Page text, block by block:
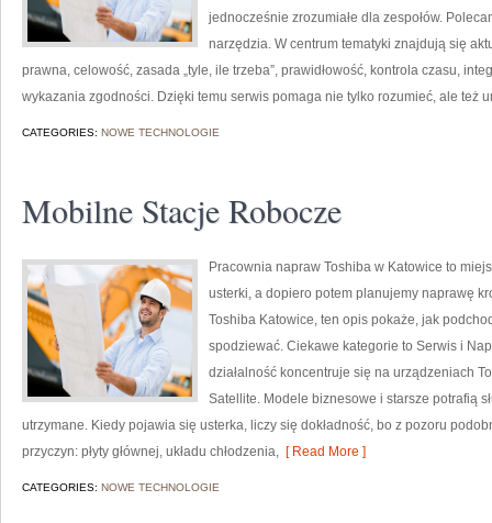
jednocześnie zrozumiałe dla zespołów.
narzędzia. W centrum tematyki znajdują się
prawna, celowość, zasada „tyle, ile trzeba”, prawidłowość, kontrola czasu,
wykazania zgodności. Dzięki temu serwis pomaga nie tylko rozumieć, ale też
CATEGORIES: NOWE TECHNOLOGIE
Mobilne Stacje Robocze
Pracownia napraw Toshiba w Katowice to
usterki, a dopiero potem planujemy naprawę
Toshiba Katowice, ten opis pokaże, jak
spodziewać. Ciekawe kategorie to Serwis i
działalność koncentruje się na urządzeniach
Satellite. Modele biznesowe i starsze potrafią
utrzymane. Kiedy pojawia się usterka, liczy się dokładność, bo z pozoru
przyczyn: płyty głównej, układu chłodzenia, [ Read More ]
CATEGORIES: NOWE TECHNOLOGIE